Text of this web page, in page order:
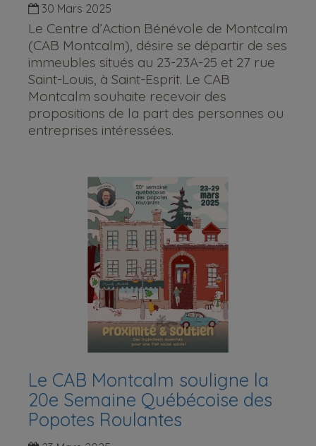
30 Mars 2025
Le Centre d’Action Bénévole de Montcalm
(CAB Montcalm), désire se départir de ses
immeubles situés au 23-23A-25 et 27 rue
Saint-Louis, à Saint-Esprit. Le CAB
Montcalm souhaite recevoir des
propositions de la part des personnes ou
entreprises intéressées.
Le CAB Montcalm souligne la
20e Semaine Québécoise des
Popotes Roulantes